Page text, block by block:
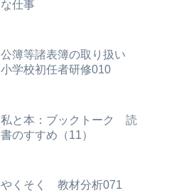
な仕事
公簿等諸表簿の取り扱い
小学校初任者研修010
私と本：ブックトーク 読
書のすすめ（11）
やくそく 教材分析071